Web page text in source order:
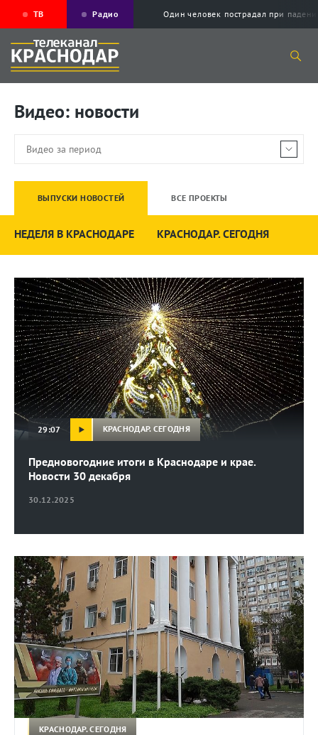
ТВ Радио Один человек пострадал при
Видео: новости
ВЫПУСКИ НОВОСТЕЙ ВСЕ ПРОЕКТЫ
НЕДЕЛЯ В КРАСНОДАРЕ КРАСНОДАР. СЕГОДНЯ
30.12.2025
Предновогодние итоги в Краснодаре и крае.
Новости 30 декабря
29:07 КРАСНОДАР. СЕГОДНЯ
КРАСНОДАР. СЕГОДНЯ